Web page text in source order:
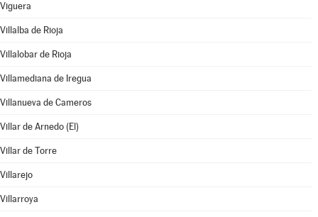
Viguera
Villalba de Rioja
Villalobar de Rioja
Villamediana de Iregua
Villanueva de Cameros
Villar de Arnedo (El)
Villar de Torre
Villarejo
Villarroya